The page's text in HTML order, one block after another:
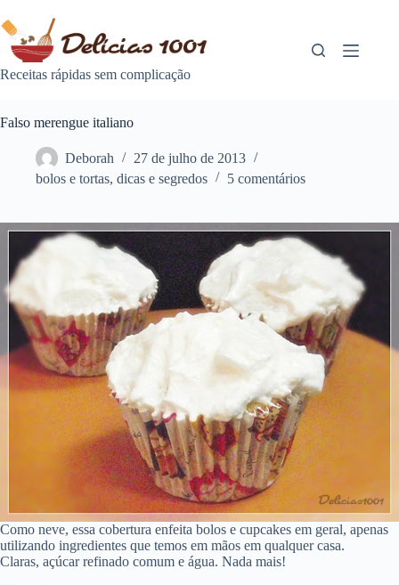
para
conteúdo
Receitas rápidas sem complicação
Falso merengue italiano
Deborah
27 de julho de 2013
bolos e tortas, dicas e segredos 5 comentários
Como neve, essa cobertura enfeita bolos e cupcakes em geral, apenas
utilizando ingredientes que temos em mãos em qualquer casa.
Claras, açúcar refinado comum e água. Nada mais!